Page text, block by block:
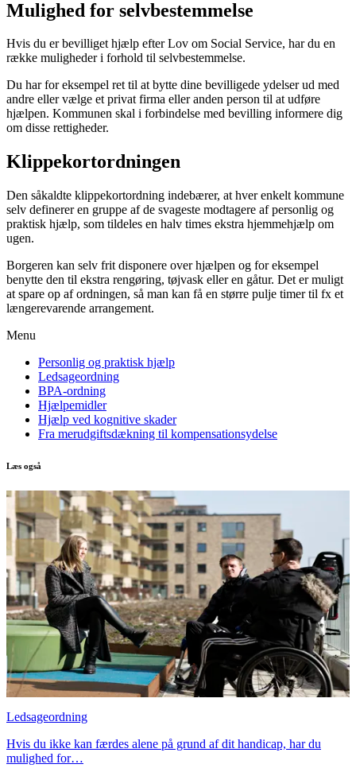
Mulighed for selvbestemmelse
Hvis du er bevilliget hjælp efter Lov om Social Service, har du en
række muligheder i forhold til selvbestemmelse.
Du har for eksempel ret til at bytte dine bevilligede ydelser ud med
andre eller vælge et privat firma eller anden person til at udføre
hjælpen. Kommunen skal i forbindelse med bevilling informere dig
om disse rettigheder.
Klippekortordningen
Den såkaldte klippekortordning indebærer, at hver enkelt kommune
selv definerer en gruppe af de svageste modtagere af personlig og
praktisk hjælp, som tildeles en halv times ekstra hjemmehjælp om
ugen.
Borgeren kan selv frit disponere over hjælpen og for eksempel
benytte den til ekstra rengøring, tøjvask eller en gåtur. Det er muligt
at spare op af ordningen, så man kan få en større pulje timer til fx et
længerevarende arrangement.
Menu
Personlig og praktisk hjælp
Ledsageordning
BPA-ordning
Hjælpemidler
Hjælp ved kognitive skader
Fra merudgiftsdækning til kompensationsydelse
Læs også
Ledsageordning
Hvis du ikke kan færdes alene på grund af dit handicap, har du
mulighed for…